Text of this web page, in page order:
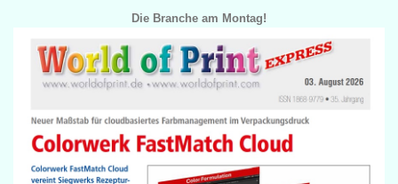
Die Branche am Montag!